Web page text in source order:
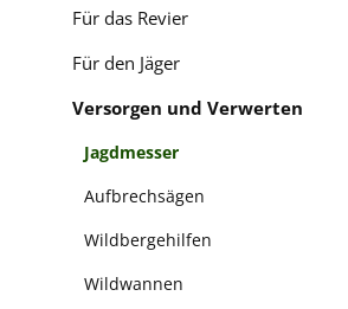
Für das Revier
Für den Jäger
Versorgen und Verwerten
Jagdmesser
Aufbrechsägen
Wildbergehilfen
Wildwannen